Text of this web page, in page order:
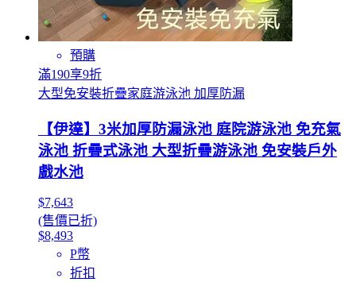
預購
滿190享9折
大型免安裝折疊家庭游泳池 加厚防漏
【伊達】3米加厚防漏泳池 庭院游泳池 免充氣
泳池 折疊式泳池 大型折疊游泳池 免安裝戶外
戲水池
$7,643
(售價已折)
$8,493
P幣
折扣